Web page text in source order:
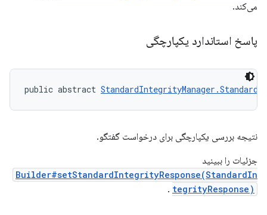
می‌کند.
پاسخ استاندارد یکپارچگی
public abstract
نتیجه بررسی یکپارچگی برای درخواست گفتگو.
جزئیات را ببینید
Builder#setStandardIntegrityResponse(StandardIn
tegrityResponse)
.